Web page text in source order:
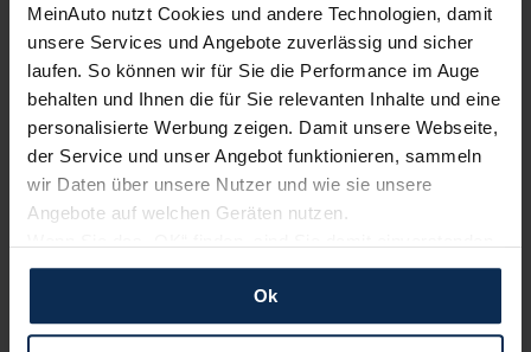
MeinAuto nutzt Cookies und andere Technologien, damit
unsere Services und Angebote zuverlässig und sicher
laufen. So können wir für Sie die Performance im Auge
behalten und Ihnen die für Sie relevanten Inhalte und eine
personalisierte Werbung zeigen. Damit unsere Webseite,
der Service und unser Angebot funktionieren, sammeln
wir Daten über unsere Nutzer und wie sie unsere
Angebote auf welchen Geräten nutzen.
und erlauben uns Cookies für unseren Service zu
verwenden und diese Daten an Dritte weiterzugeben,
etwa an unsere Marketingpartner. Falls Sie dem nicht
Ok
bewerten unsere Arbeit positiv.
Sehen Sie sich unsere Bewertungen an: